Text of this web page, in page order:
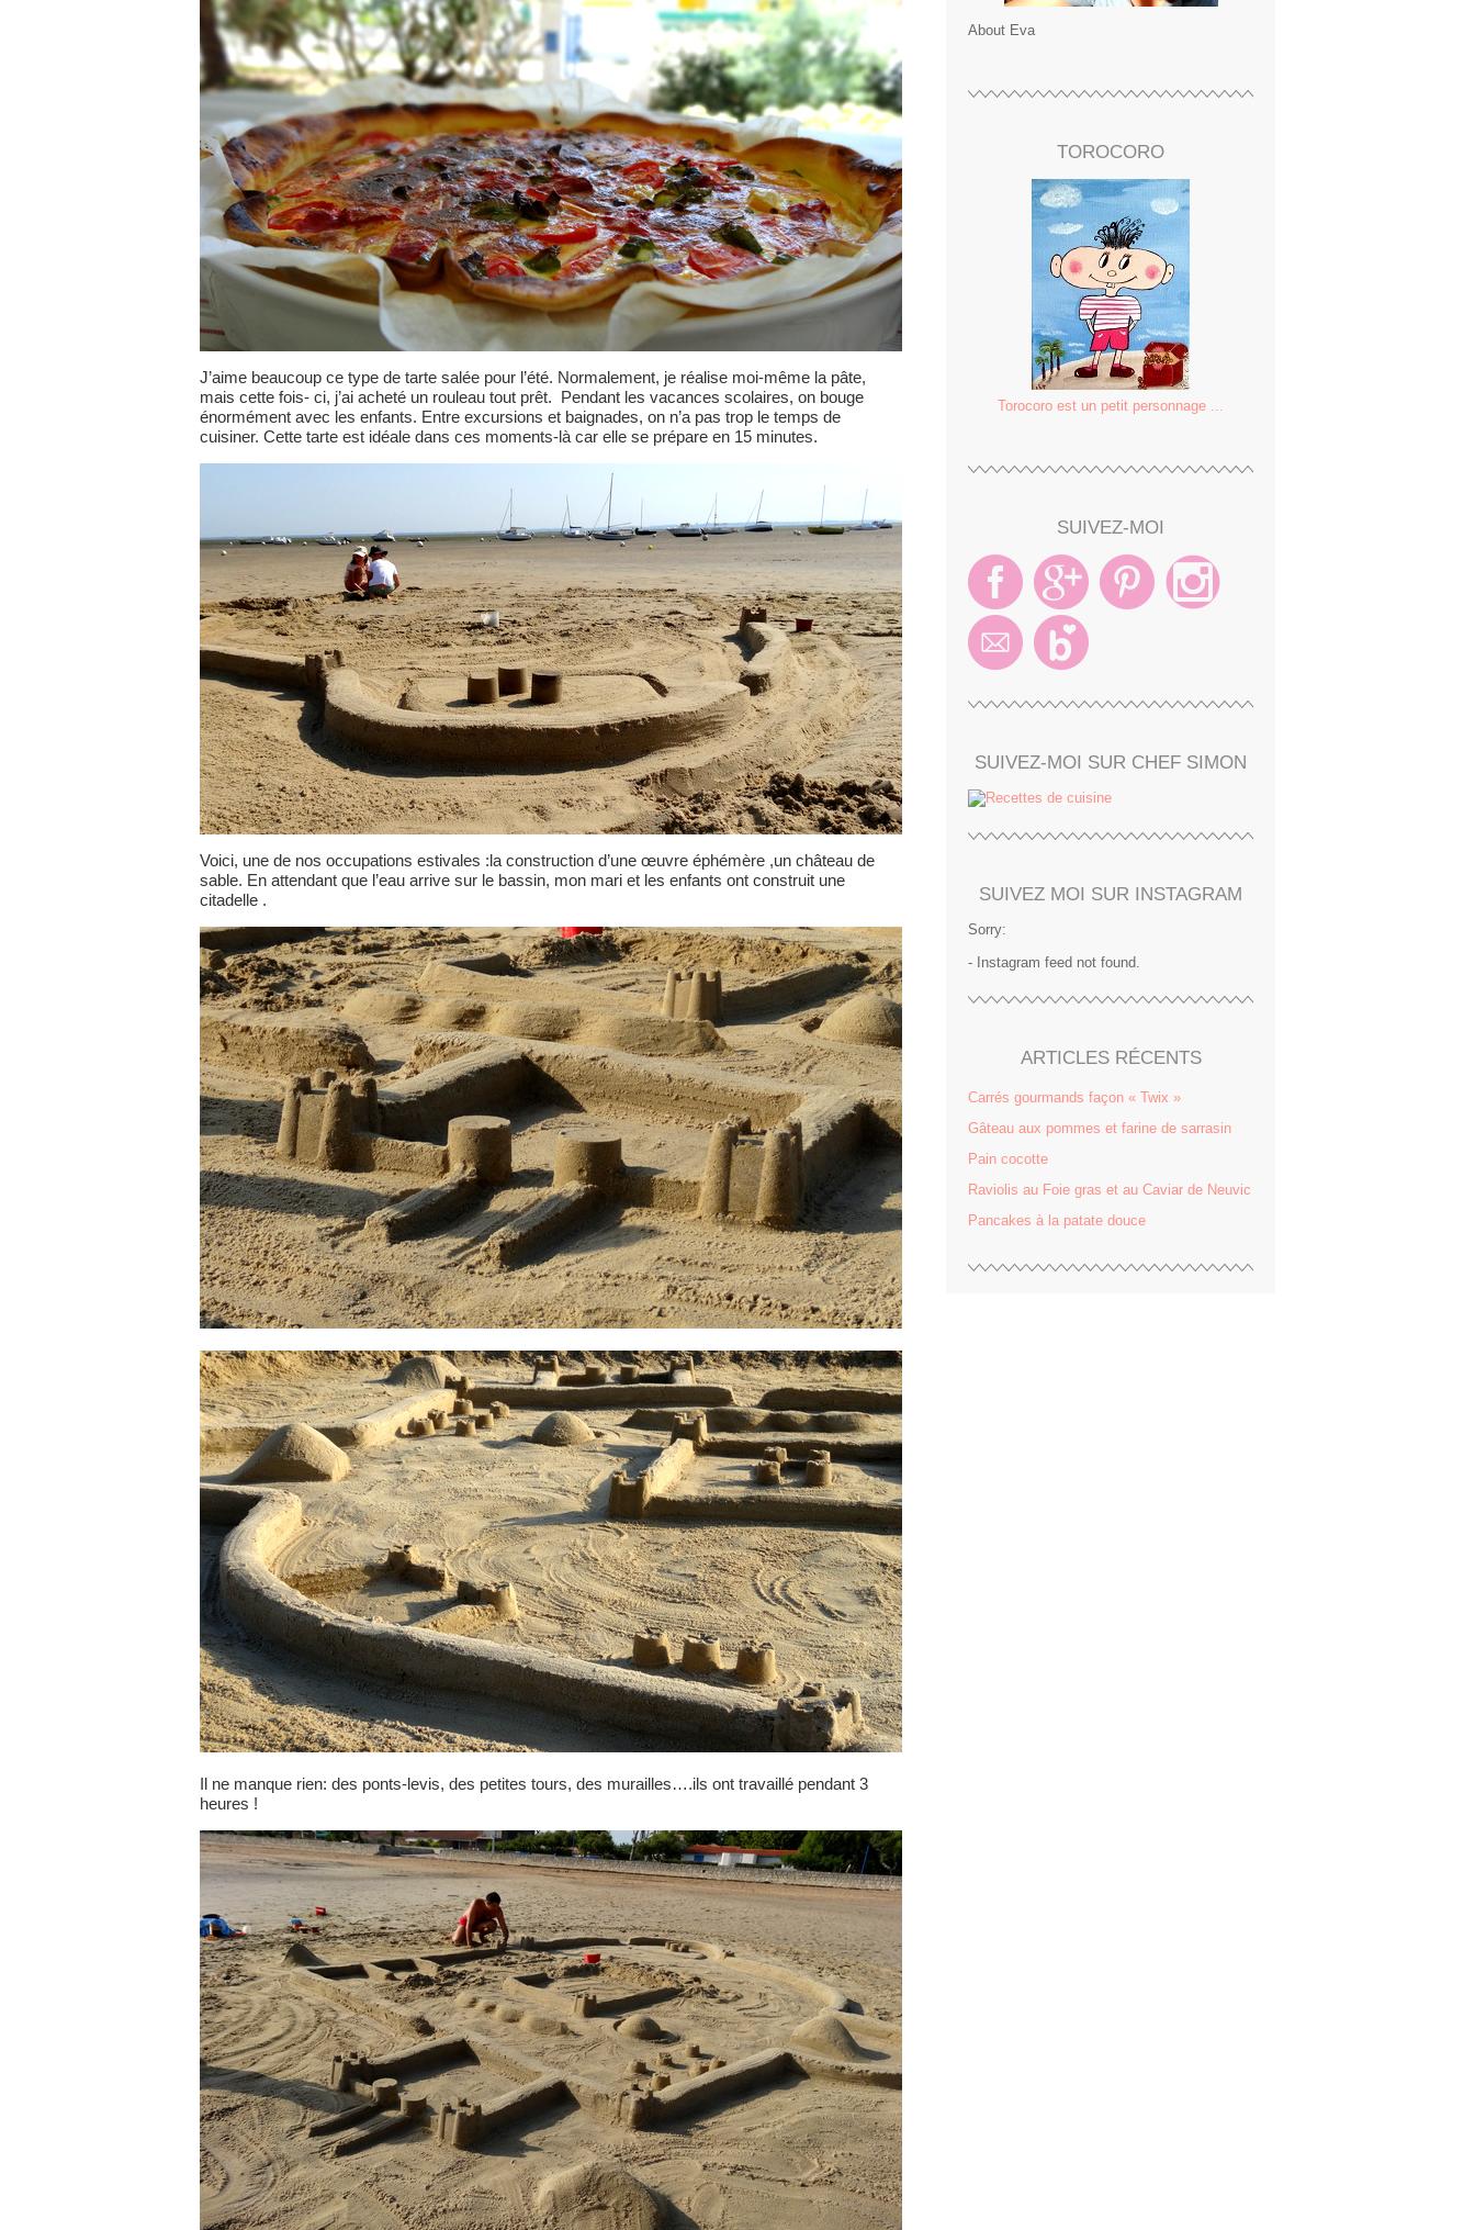
J’aime beaucoup ce type de tarte salée pour l’été. Normalement, je réalise moi-même la pâte,
mais cette fois- ci, j’ai acheté un rouleau tout prêt. Pendant les vacances scolaires, on bouge
énormément avec les enfants. Entre excursions et baignades, on n’a pas trop le temps de
cuisiner. Cette tarte est idéale dans ces moments-là car elle se prépare en 15 minutes.
Voici, une de nos occupations estivales :la construction d’une œuvre éphémère ,un château de
sable. En attendant que l’eau arrive sur le bassin, mon mari et les enfants ont construit une
citadelle .
Il ne manque rien: des ponts-levis, des petites tours, des murailles….ils ont travaillé pendant 3
heures !
About Eva
TOROCORO
Torocoro est un petit personnage ...
SUIVEZ-MOI
SUIVEZ-MOI SUR CHEF SIMON
SUIVEZ MOI SUR INSTAGRAM
Sorry:
- Instagram feed not found.
ARTICLES RÉCENTS
Carrés gourmands façon « Twix »
Gâteau aux pommes et farine de sarrasin
Pain cocotte
Raviolis au Foie gras et au Caviar de Neuvic
Pancakes à la patate douce